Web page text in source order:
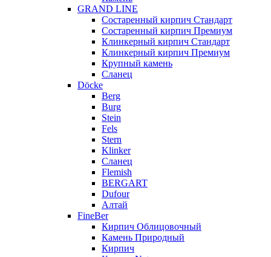
GRAND LINE
Состаренный кирпич Стандарт
Состаренный кирпич Премиум
Клинкерный кирпич Стандарт
Клинкерный кирпич Премиум
Крупный камень
Сланец
Döcke
Berg
Burg
Stein
Fels
Stern
Klinker
Сланец
Flemish
BERGART
Dufour
Алтай
FineBer
Кирпич Облицовочный
Камень Природный
Кирпич